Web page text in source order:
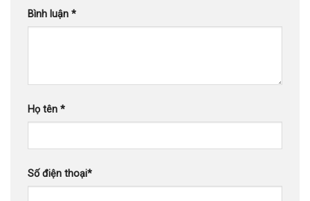
Bình luận *
Họ tên *
Số điện thoại*